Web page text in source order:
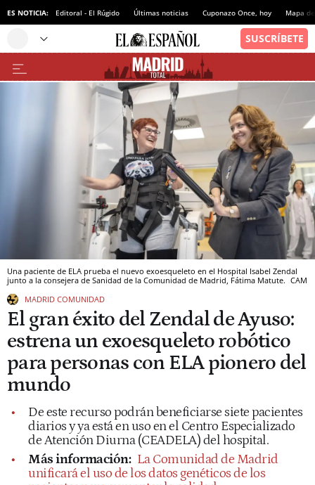
ES NOTICIA: Editoral - El Rúgido Últimas noticias Cuponazo Once, hoy Mapa
Una paciente de ELA prueba el nuevo exoesqueleto en el Hospital Isabel Zendal
junto a la consejera de Sanidad de la Comunidad de Madrid, Fátima Matute. CAM
MADRID COMUNIDAD
El gran éxito del Zendal de Ayuso:
estrena un exoesqueleto robótico
para personas con ELA pionero del
mundo
De este recurso podrán beneficiarse siete pacientes
diarios y ya está en uso en el Centro Especializado
de Atención Diurna (CEADELA) del hospital.
Más información: La Comunidad de Madrid
unificará el uso de los datos genéticos de los